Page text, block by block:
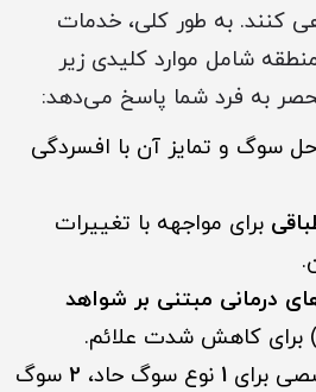
کنند. به طور کلی، خدمات
شامل موارد کلیدی زیر
به فرد شما پاسخ می‌دهد:
سوگ و تمایز آن با افسردگی
برای مواجهه با تغییرات
درمانی مبتنی بر شواهد
برای 1 نوع سوگ حاد، 2 سوگ